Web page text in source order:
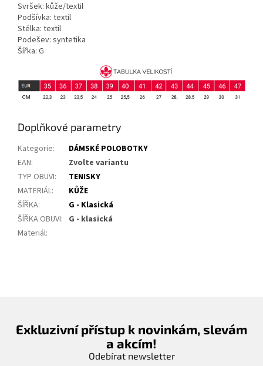
Svršek: kůže/textil
Podšívka: textil
Stélka: textil
Podešev: syntetika
Šířka: G
Doplňkové parametry
Kategorie:
DÁMSKÉ POLOBOTKY
EAN:
Zvolte variantu
TYP OBUVI:
TENISKY
MATERIÁL:
KŮŽE
ŠÍŘKA:
G - Klasická
ŠÍŘKA OBUVI: G - klasická
Materiál:
Exkluzivní přístup k novinkám, slevám
a akcím!
Odebírat newsletter